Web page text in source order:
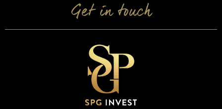
Get in touch